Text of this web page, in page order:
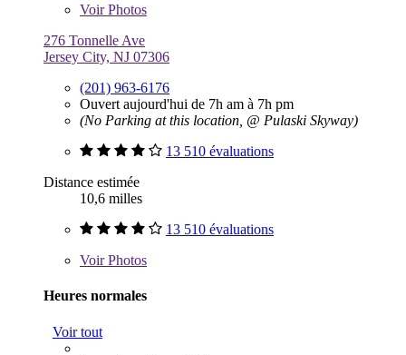
VoirPhotos
276 Tonnelle Ave
Jersey City, NJ 07306
(201) 963-6176
Ouvert aujourd'hui de 7h am à 7h pm
(No Parking at this location, @ Pulaski Skyway)
13 510 évaluations
Distance estimée
10,6 milles
13 510 évaluations
VoirPhotos
Heures normales
Voir tout